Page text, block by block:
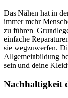
Das Nähen hat in
immer mehr
zu führen.
einfache
sie wegzuwerfen.
Allgemeinbildung
sein und deine
Nachhaltigkeit